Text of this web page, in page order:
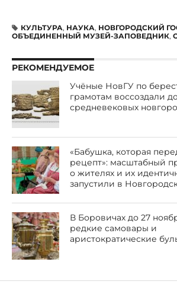
КУЛЬТУРА, НАУКА, НОВГОРОДСКИЙ
ОБЪЕДИНЕННЫЙ МУЗЕЙ-ЗАПОВЕДНИК,
РЕКОМЕНДУЕМОЕ
Учёные НовГУ по
грамотам воссоздали
средневековых
«Бабушка, которая
рецепт»: масштабный
о жителях и их
запустили в
В Боровичах до 27
редкие самовары и
аристократические